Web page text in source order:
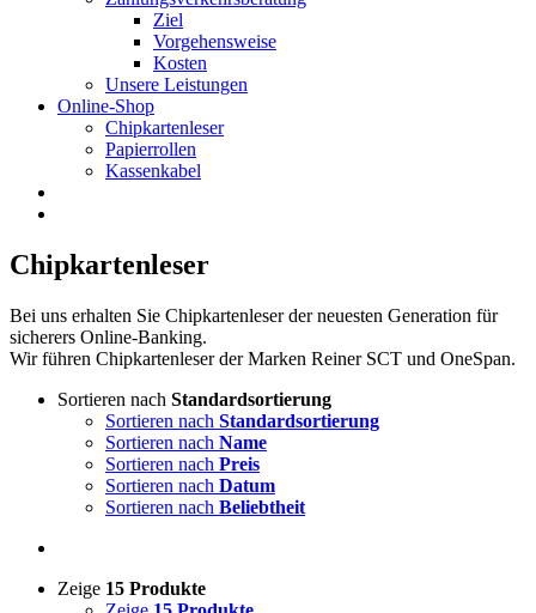
Ziel
Vorgehensweise
Kosten
Unsere Leistungen
Online-Shop
Chipkartenleser
Papierrollen
Kassenkabel
Chipkartenleser
Bei uns erhalten Sie Chipkartenleser der neuesten Generation für
sicherers Online-Banking.
Wir führen Chipkartenleser der Marken Reiner SCT und OneSpan.
Sortieren nach Standardsortierung
Sortieren nach Standardsortierung
Sortieren nach Name
Sortieren nach Preis
Sortieren nach Datum
Sortieren nach Beliebtheit
Zeige 15 Produkte